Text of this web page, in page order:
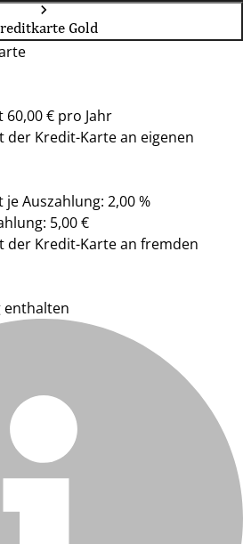
Gold
€ pro Jahr
der Kredit-Karte an eigenen
Auszahlung: 2,00 %
5,00 €
der Kredit-Karte an fremden
enthalten